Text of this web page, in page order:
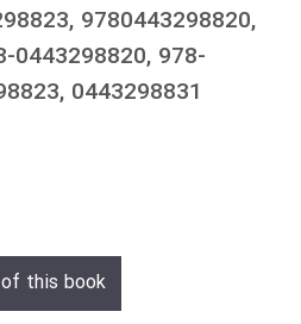
9780443298820,
0443298820, 978-
0443298831
this book